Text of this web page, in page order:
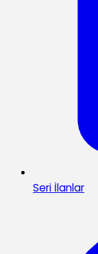
Seri İlanlar